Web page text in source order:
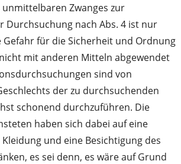
Zwanges zur
Durchsuchung nach Abs. 4 ist nur
Gefahr für die Sicherheit und Ordnung
mit anderen Mitteln abgewendet
sind von
der zu durchsuchenden
schonend durchzuführen. Die
haben sich dabei auf eine
und eine Besichtigung des
es sei denn, es wäre auf Grund